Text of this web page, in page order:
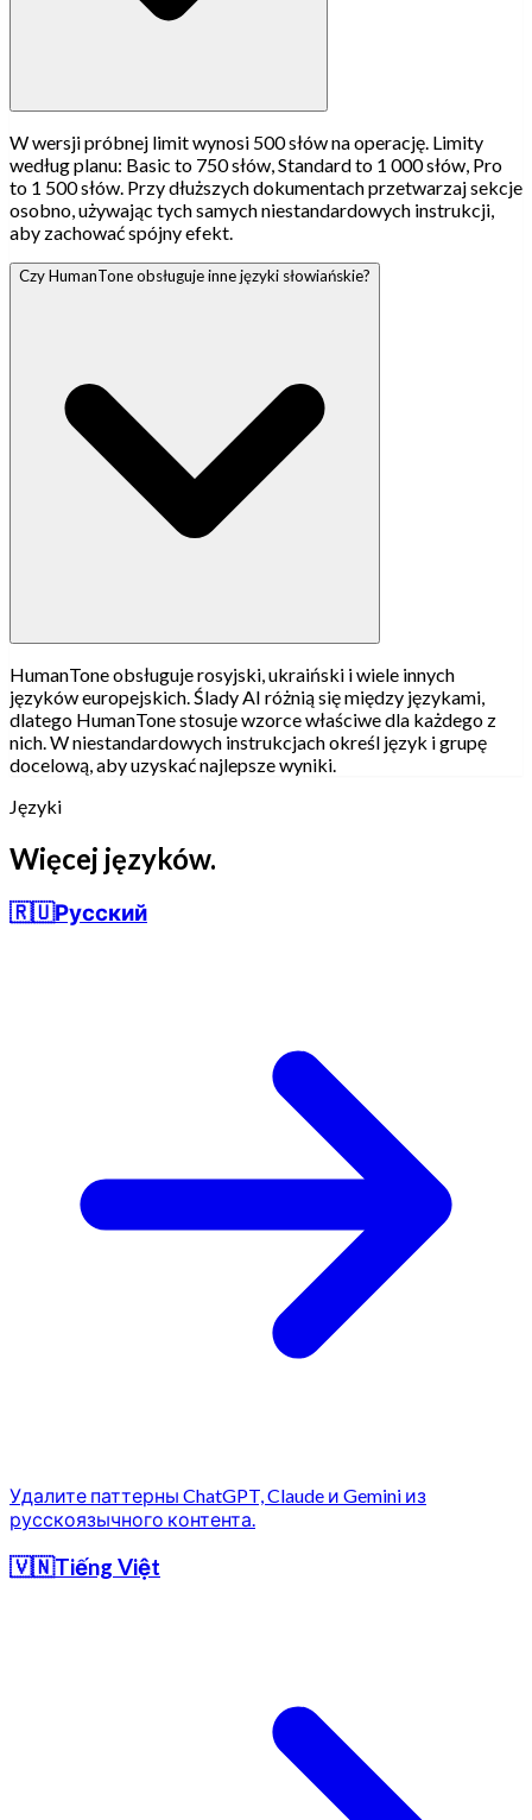
W wersji próbnej limit wynosi 500 słów na operację. Limity
według planu: Basic to 750 słów, Standard to 1 000 słów, Pro
to 1 500 słów. Przy dłuższych dokumentach przetwarzaj sekcje
osobno, używając tych samych niestandardowych instrukcji,
aby zachować spójny efekt.
Czy HumanTone obsługuje inne języki słowiańskie?
HumanTone obsługuje rosyjski, ukraiński i wiele innych
języków europejskich. Ślady AI różnią się między językami,
dlatego HumanTone stosuje wzorce właściwe dla każdego z
nich. W niestandardowych instrukcjach określ język i grupę
docelową, aby uzyskać najlepsze wyniki.
Języki
Więcej języków.
🇷🇺Русский
Удалите паттерны ChatGPT, Claude и Gemini из
русскоязычного контента.
🇻🇳Tiếng Việt